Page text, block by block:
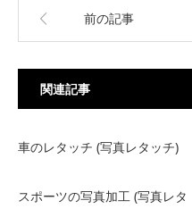
前の記事
関連記事
車のレタッチ (写真レタッチ)
スポーツの写真加工 (写真レタ